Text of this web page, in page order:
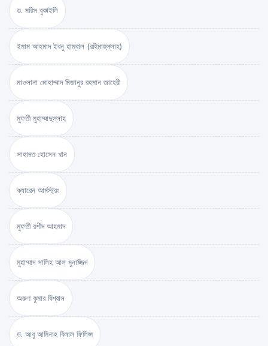
ড. মরিস বুকাইলি
ইমাম আহমাদ ইবনু হাম্বাল (রহিমাহুল্লাহ)
মাওলানা মোহাম্মাদ মিজানুর রহমান জাহেরী
মুফতী মুহাম্মাদুল্লাহ
সাহাদত হোসেন খান
ক্যারেন আর্মস্ট্রং
মুফতী রশীদ আহমাদ
মুহাম্মাদ সালিহ আল মুনাজ্জিদ
অরুণ কুমার বিশ্বাস
ড. আবু আমিনাহ বিলাল ফিলিপ্স